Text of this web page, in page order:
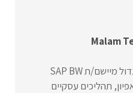
Malam
Malam Team מגייסת לארגון גדול מיישם/ת SAP BW
תהליכים עסקיים